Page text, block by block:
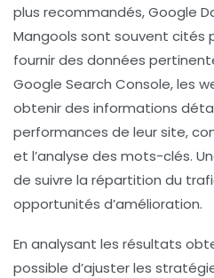
plus recommandés,Google
Mangools sont souvent cités
fournir des données
Google Search Console, les
obtenir des informations
performances de leur site,
et l’analyse des mots-clés.
de suivre la répartition du
opportunités d’amélioration.
En analysant les résultats
possible d’ajuster les